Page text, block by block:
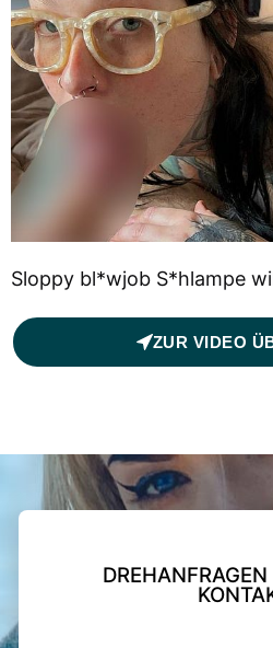
Sloppy bl*wjob S*hlampe
ZUR VIDEO